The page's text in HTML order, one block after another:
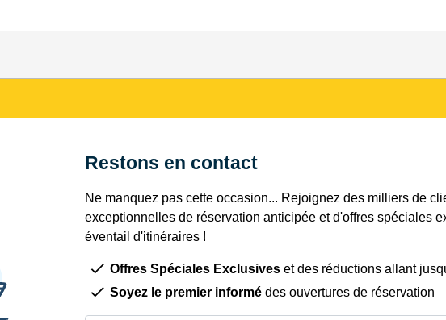
Restons en contact
Ne manquez pas cette occasion... Rejoignez des milliers de
exceptionnelles de réservation anticipée et d'offres spéciales
éventail d'itinéraires !
Offres Spéciales Exclusives et des réductions allant
Soyez le premier informé des ouvertures de réservation